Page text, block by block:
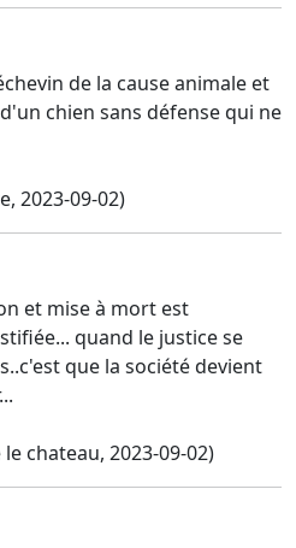
de la cause animale et
chien sans défense qui ne
2023-09-02)
et mise à mort est
quand le justice se
que la société devient
chateau, 2023-09-02)